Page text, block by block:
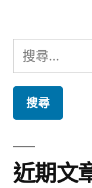
搜
尋
鍵
字:
近期文